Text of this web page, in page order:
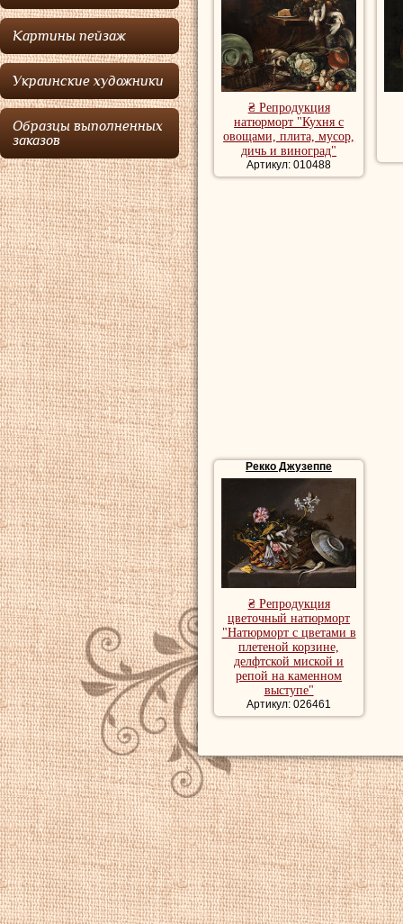
Картины пейзаж
Украинские художники
Образцы выполненных
заказов
Рекко, и дядя —
художественные
Милане в 1654
предположить
Эваристо
₴ Репродукция
натюрморт "Кухня с
овощами, плита, мусор,
дичь и виноград"
Артикул: 010488
Рекко Джузеппе
₴ Репродукция
цветочный натюрморт
"Натюрморт с цветами в
плетеной корзине,
делфтской миской и
репой на каменном
выступе"
Артикул: 026461